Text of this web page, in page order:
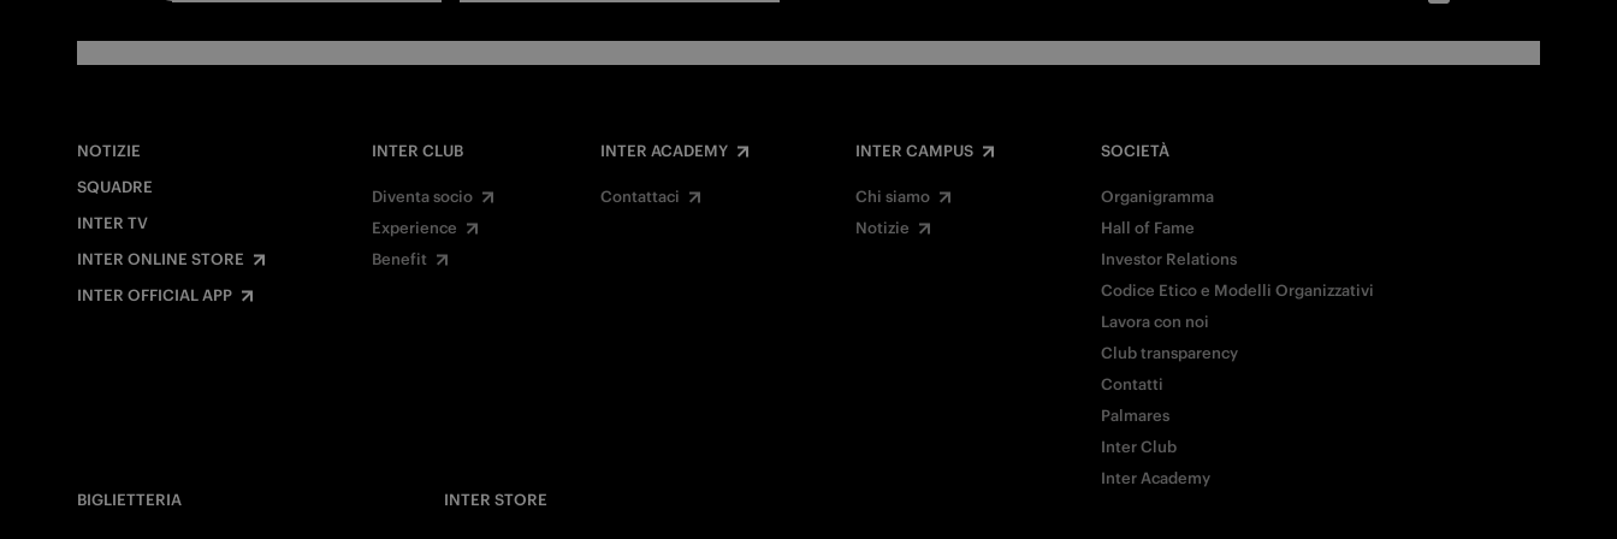
NOTIZIE
SQUADRE
INTER TV
INTER ONLINE STORE
INTER OFFICIAL APP
INTER CLUB
Diventa socio
Experience
Benefit
INTER ACADEMY
Contattaci
INTER CAMPUS
Chi siamo
Notizie
SOCIETÀ
Organigramma
Hall of Fame
Investor Relations
Codice Etico e Modelli Organizzativi
Lavora con noi
Club transparency
Contatti
Palmares
Inter Club
Inter Academy
BIGLIETTERIA
INTER STORE